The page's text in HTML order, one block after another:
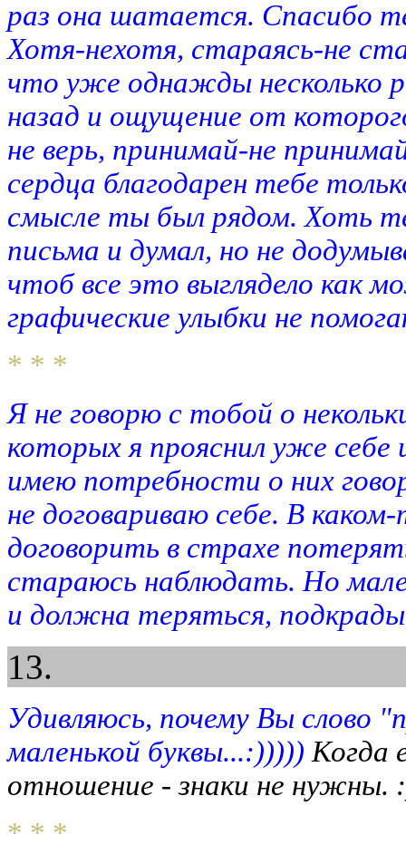
раз она шатается. Спасибо
Хотя-нехотя, стараясь-не
что уже однажды несколько
назад и ощущение от
не верь, принимай-не
сердца благодарен тебе
смысле ты был рядом. Хоть
письма и думал, но не
чтоб все это выглядело как
графические улыбки не
* * *
Я не говорю с тобой о
которых я прояснил уже
имею потребности о них
не договариваю себе. В
договорить в страхе
стараюсь наблюдать. Но
и должна теряться,
13.
Удивляюсь, почему Вы слово
маленькой буквы...:))))) Когда
отношение - знаки не нужны.
* * *